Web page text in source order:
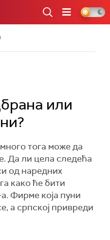
или
тога може да
Да ли цела следећа
од наредних
како ће бити
Фирме која пуни
а српској привреди